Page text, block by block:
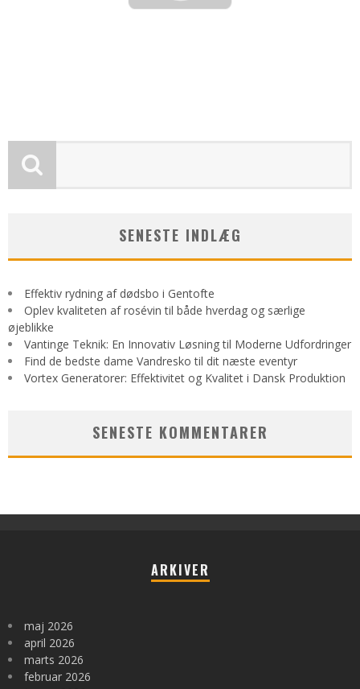
SENESTE INDLÆG
Effektiv rydning af dødsbo i Gentofte
Oplev kvaliteten af rosévin til både hverdag og særlige
øjeblikke
Vantinge Teknik: En Innovativ Løsning til Moderne Udfordringer
Find de bedste dame Vandresko til dit næste eventyr
Vortex Generatorer: Effektivitet og Kvalitet i Dansk Produktion
SENESTE KOMMENTARER
ARKIVER
maj 2026
april 2026
marts 2026
februar 2026